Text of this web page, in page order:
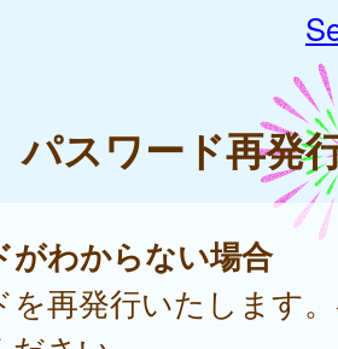
パスワード再発
がわからない場合
を再発行いたします